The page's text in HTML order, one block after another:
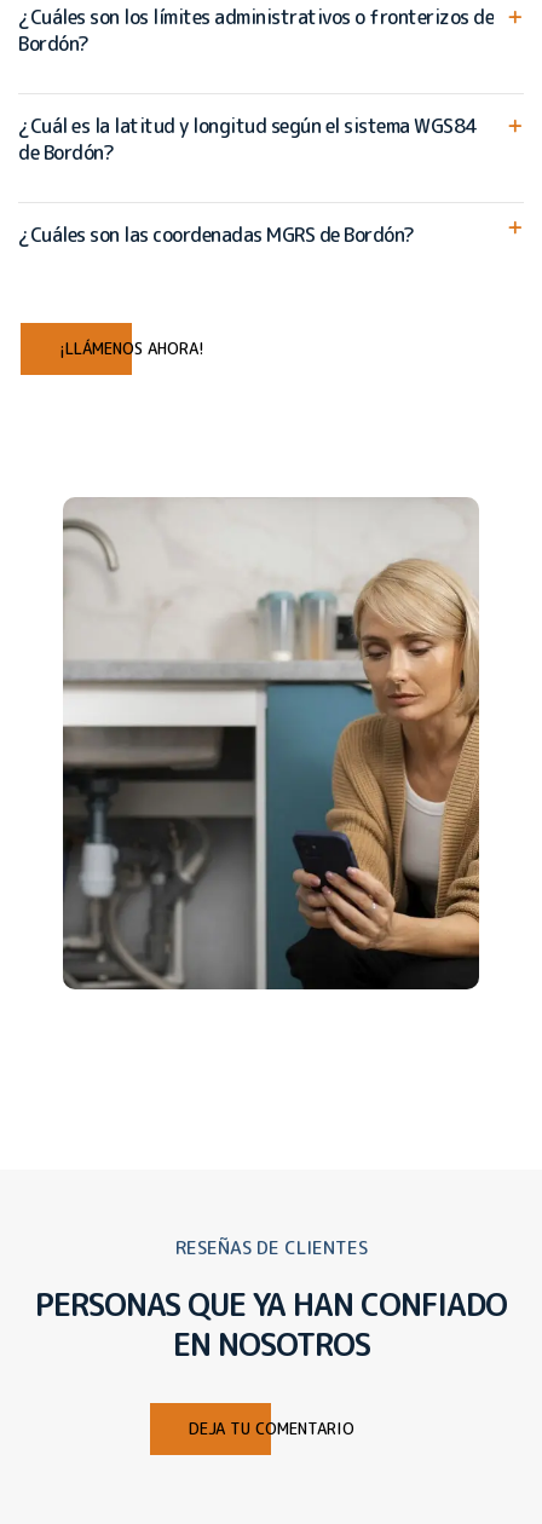
¿Cuáles son los límites administrativos o fronterizos de
Bordón?
¿Cuál es la latitud y longitud según el sistema WGS84
de Bordón?
¿Cuáles son las coordenadas MGRS de Bordón?
¡LLÁMENOS AHORA!
RESEÑAS DE CLIENTES
PERSONAS QUE YA HAN CONFIADO
EN NOSOTROS
DEJA TU COMENTARIO